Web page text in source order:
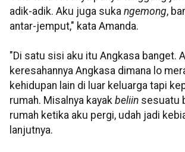
adik-adik. Aku juga suka ngemong,
antar-jemput," kata Amanda.
"Di satu sisi aku itu Angkasa banget.
keresahannya Angkasa dimana lo
kehidupan lain di luar keluarga tapi
rumah. Misalnya kayak beliin sesuatu
rumah ketika aku pergi, udah jadi
lanjutnya.